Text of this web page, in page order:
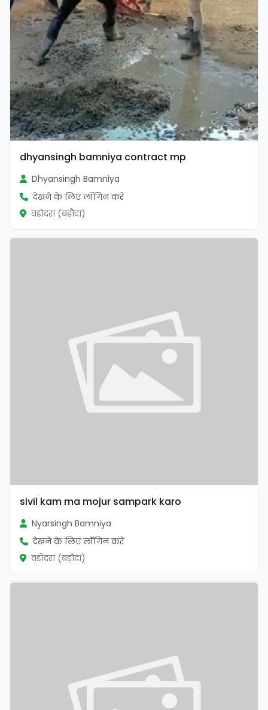
dhyansingh bamniya contract mp
Dhyansingh Bamniya
देखने के लिए लॉगिन करें
वडोदरा (बड़ौदा)
sivil kam ma mojur sampark karo
Nyarsingh Bamniya
देखने के लिए लॉगिन करें
वडोदरा (बड़ौदा)